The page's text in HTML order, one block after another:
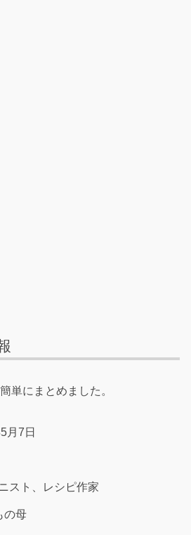
単にまとめました。
月7日
スト、レシピ作家
の母